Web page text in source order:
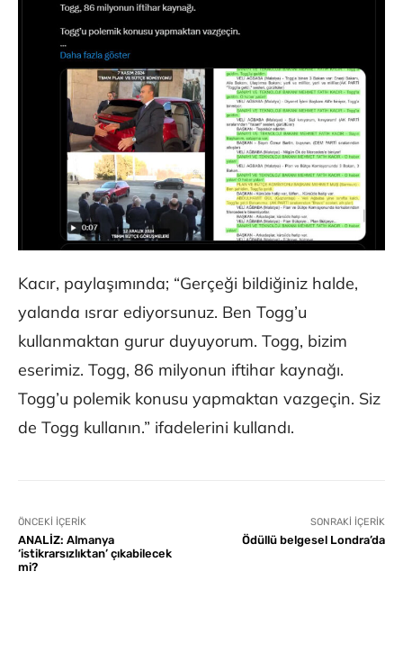
Kacır, paylaşımında; “Gerçeği bildiğiniz halde,
yalanda ısrar ediyorsunuz. Ben Togg’u
kullanmaktan gurur duyuyorum. Togg, bizim
eserimiz. Togg, 86 milyonun iftihar kaynağı.
Togg’u polemik konusu yapmaktan vazgeçin. Siz
de Togg kullanın.” ifadelerini kullandı.
ÖNCEKI İÇERIK
ANALİZ: Almanya
‘istikrarsızlıktan’ çıkabilecek
mi?
SONRAKI İÇERIK
Ödüllü belgesel Londra’da